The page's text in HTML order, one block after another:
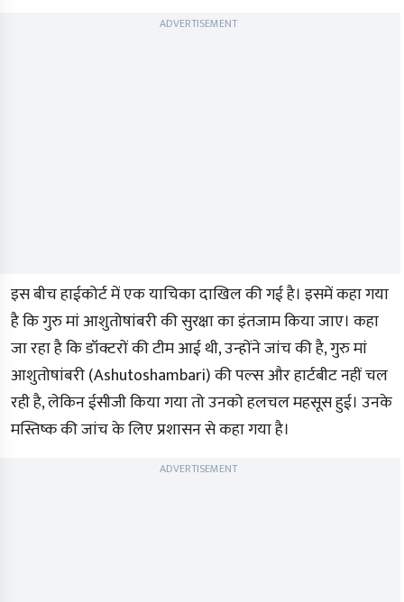
ADVERTISEMENT
इस बीच हाईकोर्ट में एक याचिका दाखिल की गई है। इसमें कहा गया
है कि गुरु मां आशुतोषांबरी की सुरक्षा का इंतजाम किया जाए। कहा
जा रहा है कि डॉक्टरों की टीम आई थी, उन्होंने जांच की है, गुरु मां
आशुतोषांबरी (Ashutoshambari) की पल्स और हार्टबीट नहीं चल
रही है, लेकिन ईसीजी किया गया तो उनको हलचल महसूस हुई। उनके
मस्तिष्क की जांच के लिए प्रशासन से कहा गया है।
ADVERTISEMENT